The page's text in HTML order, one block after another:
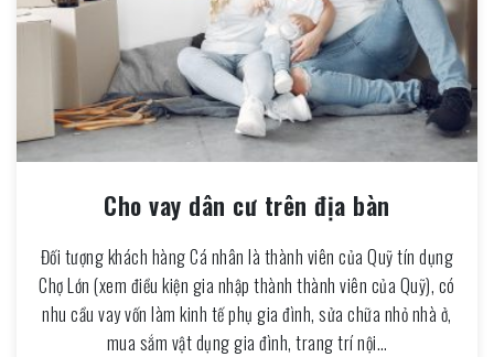
Cho vay dân cư trên địa bàn
Đối tượng khách hàng Cá nhân là thành viên của Quỹ tín dụng
Chợ Lớn (xem điều kiện gia nhập thành thành viên của Quỹ), có
nhu cầu vay vốn làm kinh tế phụ gia đình, sửa chữa nhỏ nhà ở,
mua sắm vật dụng gia đình, trang trí nội…